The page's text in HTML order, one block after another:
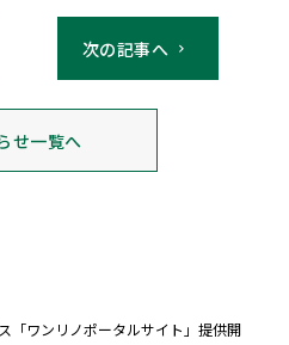
せ一覧へ
次の記事へ
「ワンリノポータルサイト」提供開